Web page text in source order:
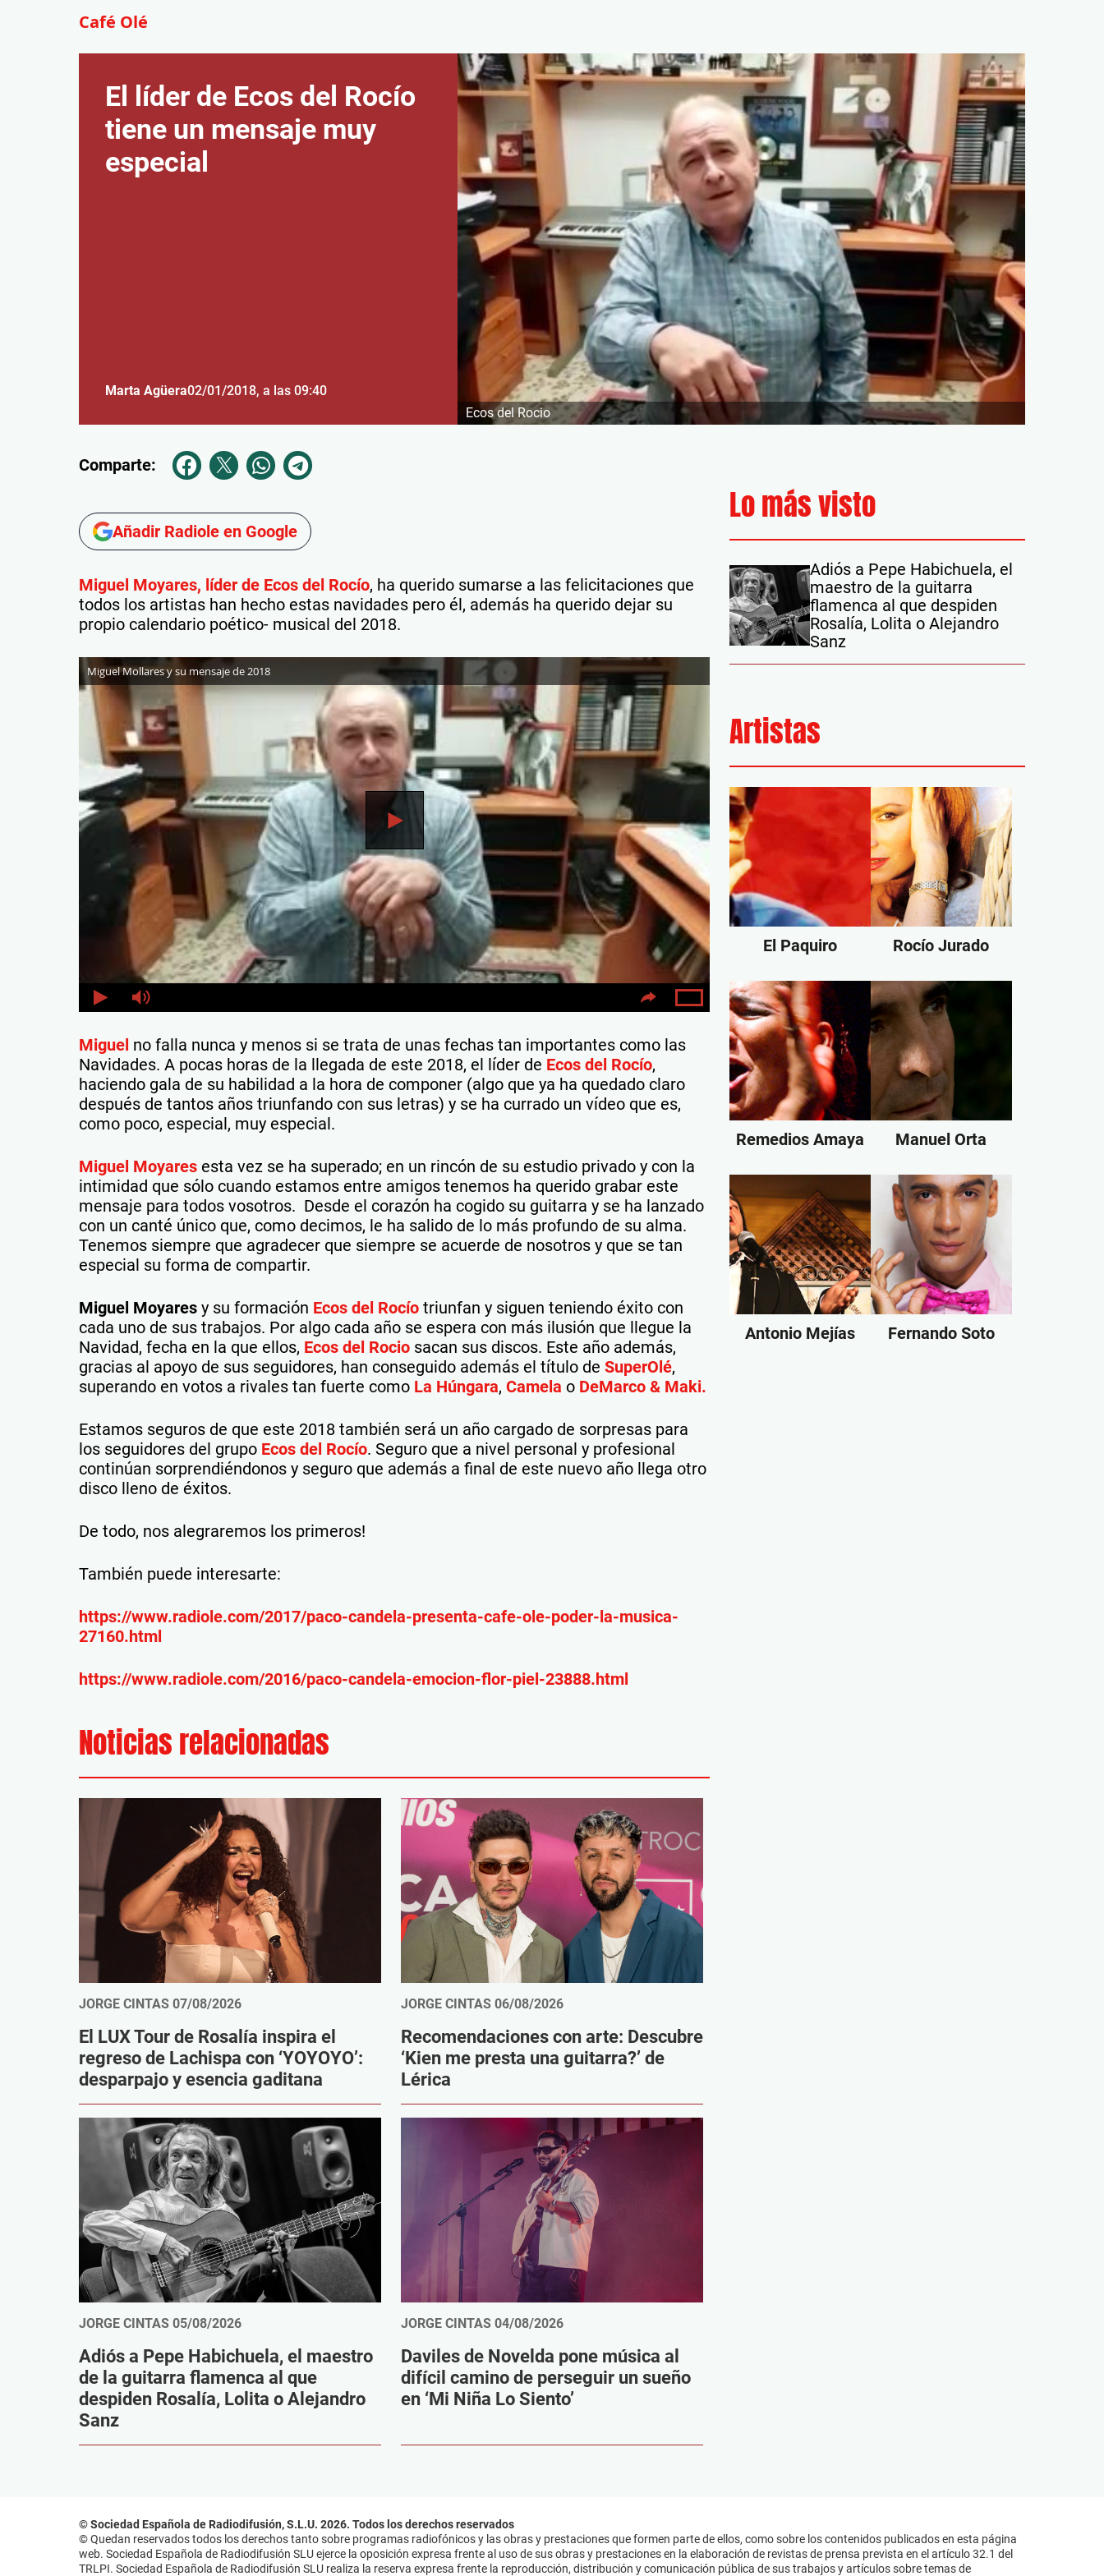
Café Olé
Ecos del Rocio
El líder de Ecos del Rocío
tiene un mensaje muy
especial
Marta Agüera02/01/2018, a las 09:40
Comparte:
Añadir Radiole en Google
Miguel Moyares, líder de Ecos del Rocío, ha querido sumarse a las felicitaciones que
todos los artistas han hecho estas navidades pero él, además ha querido dejar su
propio calendario poético- musical del 2018.
Miguel Mollares y su mensaje de 2018
Miguel no falla nunca y menos si se trata de unas fechas tan importantes como las
Navidades. A pocas horas de la llegada de este 2018, el líder de Ecos del Rocío,
haciendo gala de su habilidad a la hora de componer (algo que ya ha quedado claro
después de tantos años triunfando con sus letras) y se ha currado un vídeo que es,
como poco, especial, muy especial.
Miguel Moyares esta vez se ha superado; en un rincón de su estudio privado y con la
intimidad que sólo cuando estamos entre amigos tenemos ha querido grabar este
mensaje para todos vosotros. Desde el corazón ha cogido su guitarra y se ha lanzado
con un canté único que, como decimos, le ha salido de lo más profundo de su alma.
Tenemos siempre que agradecer que siempre se acuerde de nosotros y que se tan
especial su forma de compartir.
Miguel Moyares y su formación Ecos del Rocío triunfan y siguen teniendo éxito con
cada uno de sus trabajos. Por algo cada año se espera con más ilusión que llegue la
Navidad, fecha en la que ellos, Ecos del Rocio sacan sus discos. Este año además,
gracias al apoyo de sus seguidores, han conseguido además el título de SuperOlé,
superando en votos a rivales tan fuerte como La Húngara, Camela o DeMarco & Maki.
Estamos seguros de que este 2018 también será un año cargado de sorpresas para
los seguidores del grupo Ecos del Rocío. Seguro que a nivel personal y profesional
continúan sorprendiéndonos y seguro que además a final de este nuevo año llega otro
disco lleno de éxitos.
De todo, nos alegraremos los primeros!
También puede interesarte:
https://www.radiole.com/2017/paco-candela-presenta-cafe-ole-poder-la-musica-
27160.html
https://www.radiole.com/2016/paco-candela-emocion-flor-piel-23888.html
Noticias relacionadas
JORGE CINTAS 07/08/2026
El LUX Tour de Rosalía inspira el
regreso de Lachispa con ‘YOYOYO’:
desparpajo y esencia gaditana
JORGE CINTAS 06/08/2026
Recomendaciones con arte: Descubre
‘Kien me presta una guitarra?’ de
Lérica
JORGE CINTAS 05/08/2026
Adiós a Pepe Habichuela, el maestro
de la guitarra flamenca al que
despiden Rosalía, Lolita o Alejandro
Sanz
JORGE CINTAS 04/08/2026
Daviles de Novelda pone música al
difícil camino de perseguir un sueño
en ‘Mi Niña Lo Siento’
Lo más visto
Adiós a Pepe Habichuela, el
maestro de la guitarra
flamenca al que despiden
Rosalía, Lolita o Alejandro
Sanz
Artistas
El Paquiro Rocío Jurado
Remedios Amaya Manuel Orta
Antonio Mejías Fernando Soto
© Sociedad Española de Radiodifusión, S.L.U. 2026. Todos los derechos reservados
© Quedan reservados todos los derechos tanto sobre programas radiofónicos y las obras y prestaciones que formen parte de ellos, como sobre los contenidos publicados en esta página
web. Sociedad Española de Radiodifusión SLU ejerce la oposición expresa frente al uso de sus obras y prestaciones en la elaboración de revistas de prensa prevista en el artículo 32.1 del
TRLPI. Sociedad Española de Radiodifusión SLU realiza la reserva expresa frente la reproducción, distribución y comunicación pública de sus trabajos y artículos sobre temas de